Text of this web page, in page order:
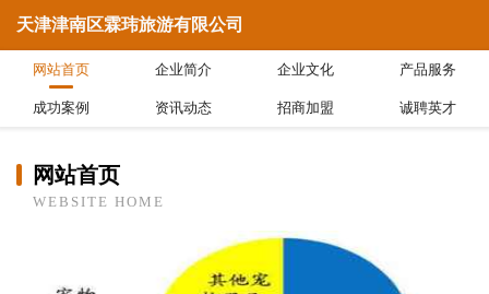
天津津南区霖玮旅游有限公司
网站首页 企业简介 企业文化 产品服务
成功案例 资讯动态 招商加盟 诚聘英才
网站首页
WEBSITE HOME